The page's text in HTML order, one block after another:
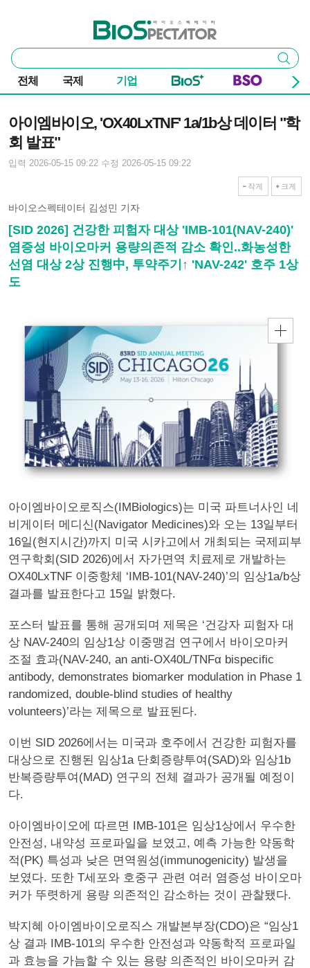
바이오스펙테이터
통
합
검
색
검색
전체 국제 기업
아이엠바이오, 'OX40LxTNF' 1a/1b상 데이터 "학
회 발표"
입력 2026-05-15 09:22 수정 2026-05-15 09:22
작게 크게
바이오스펙테이터 김성민 기자
[SID 2026] 건강한 피험자 대상 'IMB-101(NAV-240)'
염증성 바이오마커 용량의존적 감소 확인..화농성한
선염 대상 2상 진행中, 투약주기↑ 'NAV-242' 호주 1상
도
아이엠바이오로직스(IMBiologics)는 미국 파트너사인 네
비게이터 메디신(Navigator Medicines)와 오는 13일부터
16일(현지시간)까지 미국 시카고에서 개최되는 국제피부
연구학회(SID 2026)에서 자가면역 치료제로 개발하는
OX40LxTNF 이중항체 ‘IMB-101(NAV-240)’의 임상1a/b상
결과를 발표한다고 15일 밝혔다.
포스터 발표를 통해 공개되며 제목은 ‘건강자 피험자 대
상 NAV-240의 임상1상 이중맹검 연구에서 바이오마커
조절 효과(NAV-240, an anti-OX40L/TNFα bispecific
antibody, demonstrates biomarker modulation in Phase 1
randomized, double-blind studies of healthy
volunteers)’라는 제목으로 발표된다.
이번 SID 2026에서는 미국과 호주에서 건강한 피험자를
대상으로 진행된 임상1a 단회증량투여(SAD)와 임상1b
반복증량투여(MAD) 연구의 전체 결과가 공개될 예정이
다.
아이엠바이오에 따르면 IMB-101은 임상1상에서 우수한
안전성, 내약성 프로파일을 보였고, 예측 가능한 약동학
적(PK) 특성과 낮은 면역원성(immunogenicity) 발생을
보였다. 또한 T세포와 호중구 관련 여러 염증성 바이오마
커가 뚜렷하게 용량 의존적인 감소하는 것이 관찰됐다.
박지혜 아이엠바이오로직스 개발본부장(CDO)은 “임상1
상 결과 IMB-101의 우수한 안전성과 약동학적 프로파일
과 효능을 가늠할 수 있는 용량 의존적인 바이오마커 감